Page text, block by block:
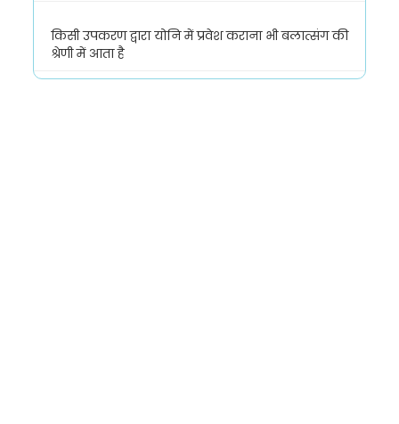
किसी उपकरण द्वारा योनि में प्रवेश कराना भी बलात्संग की
श्रेणी में आता है